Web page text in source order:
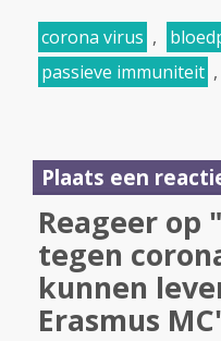
corona virus ,
passieve immuniteit ,
Plaats een
Reageer
tegen
kunnen
Erasmus